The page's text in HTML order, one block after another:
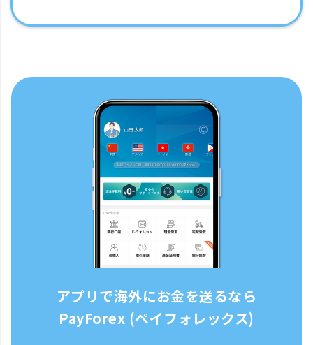
アプリで海外にお金を送るなら
PayForex (ペイフォレックス)